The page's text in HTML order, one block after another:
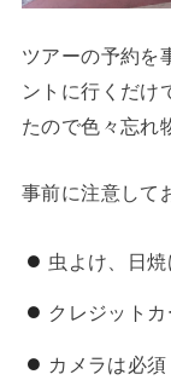
ツアーの予約を
ントに行くだけ
たので色々忘れ
事前に注意して
虫よけ、日
クレジット
カメラは必